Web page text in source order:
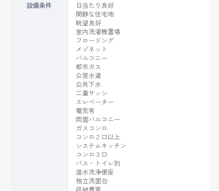
設備条件
日当たり良好
閑静な住宅地
眺望良好
室内洗濯機置場
フローリング
メゾネット
バルコニー
都市ガス
公営水道
公共下水
二重サッシ
エレベーター
電気有
両面バルコニー
ガスコンロ
コンロ２口以上
システムキッチン
コンロ３口
バス・トイレ別
温水洗浄便座
独立洗面台